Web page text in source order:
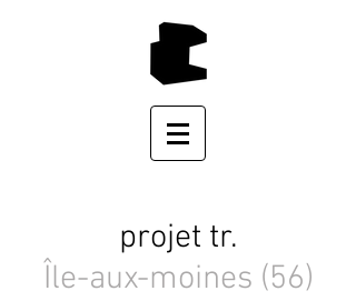
projet tr.
Île-aux-moines (56)